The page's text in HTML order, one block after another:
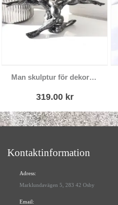
Man skulptur för dekoration
319.00 kr
Kontaktinformation
Adress:
Marklundavägen 5, 283 42 Osby
Email: